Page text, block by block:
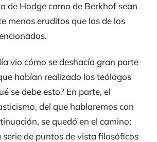
de Hodge como de Berkhof sean
menos eruditos que los de los
vio cómo se deshacía gran parte
habían realizado los teólogos
se debe esto? En parte, el
del que hablaremos con
se quedó en el camino;
de puntos de vista filosóficos